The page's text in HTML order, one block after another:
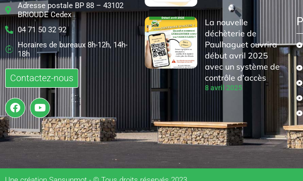
Adresse postale BP 88 – 43102
BRIOUDE Cedex
04 71 50 32 92
Horaires de bureaux 8h-12h, 14h-
18h
Contactez-nous
La nouvelle
déchèterie de
Paulhaguet ouvrira
début avril 2025
avec un système de
contrôle d’accès
8 avril 2025